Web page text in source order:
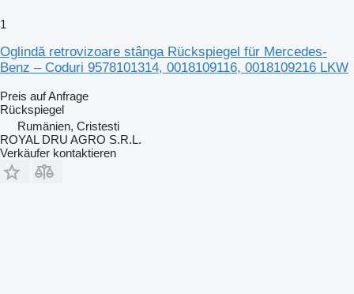
1
Oglindă retrovizoare stânga Rückspiegel für Mercedes-
Benz – Coduri 9578101314, 0018109116, 0018109216 LKW
Preis auf Anfrage
Rückspiegel
Rumänien, Cristesti
ROYAL DRU AGRO S.R.L.
Verkäufer kontaktieren